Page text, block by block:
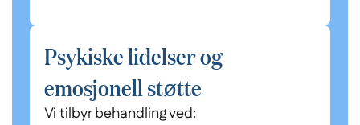
Psykiske lidelser og
emosjonell støtte
Vi tilbyr behandling ved: